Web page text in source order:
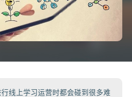
线上学习运营时都会碰到很多难